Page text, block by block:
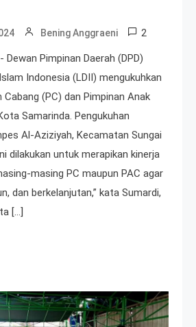
Bening Anggraeni 2
Pimpinan Daerah (DPD)
Indonesia (LDII) mengukuhkan
Cabang (PC) dan Pimpinan Anak
Samarinda. Pengukuhan
Al-Aziziyah, Kecamatan Sungai
dilakukan untuk merapikan kinerja
masing PC maupun PAC agar
dan berkelanjutan,” kata Sumardi,
[…]